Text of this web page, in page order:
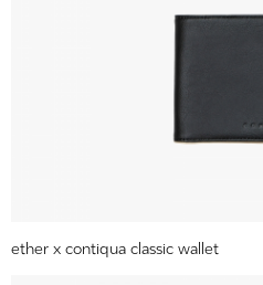
ether x contiqua classic wallet